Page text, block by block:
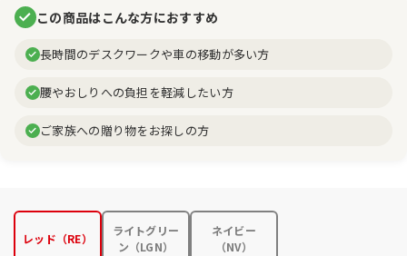
この商品はこんな方におすすめ
長時間のデスクワークや車の移動が多い方
腰やおしりへの負担を軽減したい方
ご家族への贈り物をお探しの方
レッド（RE）
ライトグリー
ン（LGN）
ネイビー
（NV）